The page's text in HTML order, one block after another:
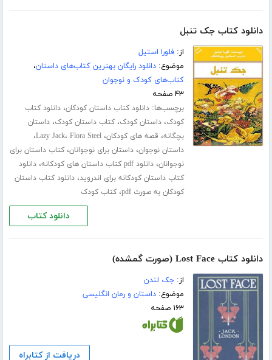
دانلود کتاب جک تنبل
از:فلورا استیل
موضوع:دانلود رایگان بهترین کتاب‌های داستان،
کتاب‌های کودک و نوجوان
۴۳ صفحه
برچسب‌ها:دانلود کتاب داستان کودکان،دانلود کتاب
کودک،داستان کودک،کتاب داستان کودک،داستان
بچگانه، قصه های کودکان، Lazy Jack، Flora Steel ،
داستان نوجوان،داستان برای نوجوانان،کتاب داستان برای
نوجوانان،دانلود pdf کتاب داستان های کودکانه ،دانلود
کتاب داستان کودکانه برای اندروید،دانلود کتاب داستان
کودکان به صورت pdf
،کتاب کودک
دانلود کتاب
دانلود کتاب Lost Face (صورت گمشده)
از:جک لندن
موضوع:داستان و رمان انگلیسی
۱۶۳ صفحه
دریافت از کتابراه